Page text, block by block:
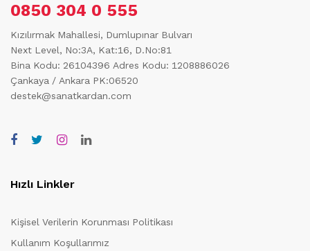
0850 304 0 555
Kızılırmak Mahallesi, Dumlupınar Bulvarı
Next Level, No:3A, Kat:16, D.No:81
Bina Kodu: 26104396 Adres Kodu: 1208886026
Çankaya / Ankara PK:06520
destek@sanatkardan.com
Hızlı Linkler
Kişisel Verilerin Korunması Politikası
Kullanım Koşullarımız